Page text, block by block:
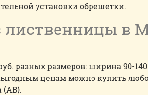
установки обрешетки.
лиственницы в
разных размеров: ширина 90-
ценам можно купить
(АВ).